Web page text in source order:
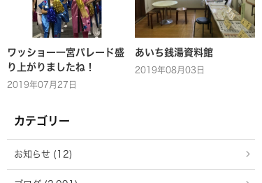
ワッショー一宮パレード盛
り上がりましたね！
2019年07月27日
あいち銭湯資料館
2019年08月03日
カテゴリー
お知らせ (12)